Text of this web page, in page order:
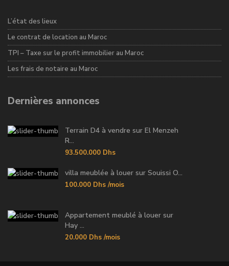
L’état des lieux
Le contrat de location au Maroc
TPI – Taxe sur le profit immobilier au Maroc
Les frais de notaire au Maroc
Dernières annonces
Terrain D4 à vendre sur El Menzeh
R...
93.500.000 Dhs
villa meublée à louer sur Souissi O...
100.000 Dhs /mois
Appartement meublé à louer sur
Hay ...
20.000 Dhs /mois